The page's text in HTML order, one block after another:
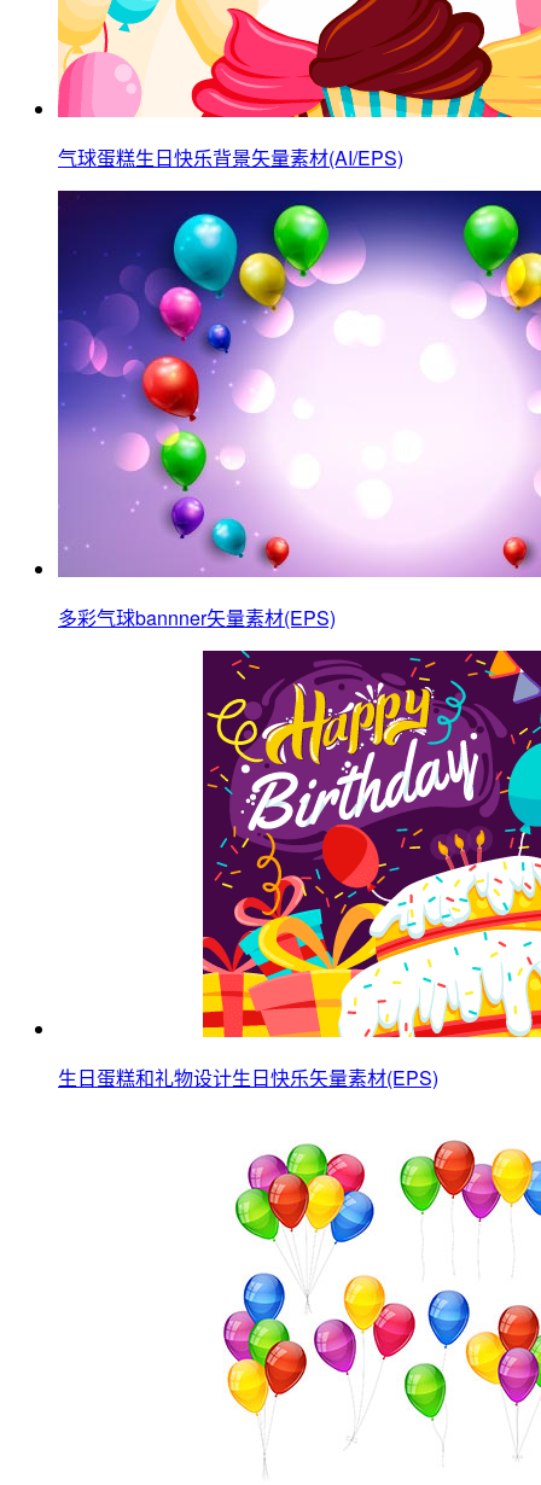
气球蛋糕生日快乐背景矢量素材(AI/EPS)
多彩气球bannner矢量素材(EPS)
生日蛋糕和礼物设计生日快乐矢量素材(EPS)